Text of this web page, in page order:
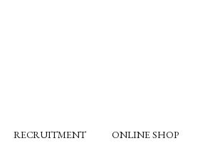
RECRUITMENT ONLINE SHOP